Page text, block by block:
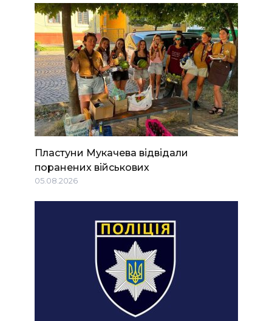
Пластуни Мукачева відвідали
поранених військових
05.08.2026